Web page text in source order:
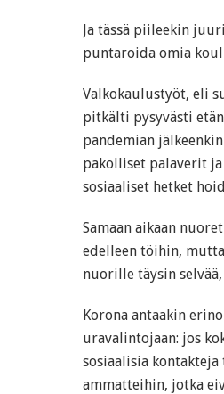
Ja tässä piileekin
puntaroida omia
Valkokaulustyöt, eli
pitkälti pysyvästi
pandemian jälkeenkin
pakolliset palaverit
sosiaaliset hetket
Samaan aikaan
edelleen töihin,
nuorille täysin
Korona antaakin
uravalintojaan: jos
sosiaalisia kontakteja
ammatteihin, jotka